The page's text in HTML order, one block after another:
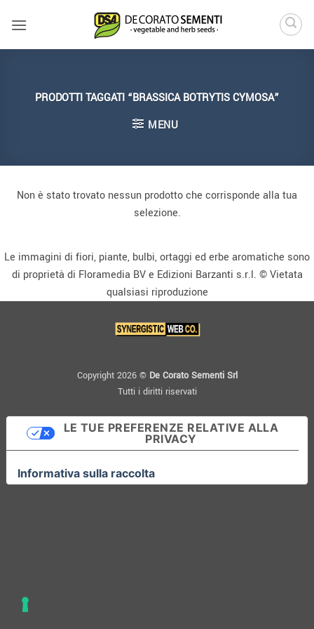
PRODOTTI TAGGATI “BRASSICA BOTRYTIS CYMOSA”
MENU
Non è stato trovato nessun prodotto che corrisponde alla tua
selezione.
Le immagini di fiori, piante, bulbi, ortaggi ed erbe aromatiche sono
di proprietà di Floramedia BV e Edizioni Barzanti s.r.l. © Vietata
qualsiasi riproduzione
Copyright 2026 © De Corato Sementi Srl
Tutti i diritti riservati
Informativa sulla raccolta
LE TUE PREFERENZE RELATIVE ALLA
PRIVACY